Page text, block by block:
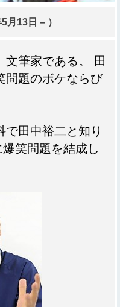
月13日 – ）
文筆家である。 田
問題のボケならび
で田中裕二と知り
笑問題を結成し